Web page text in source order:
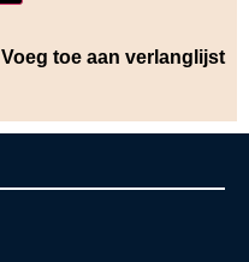
Voeg toe aan verlanglijst